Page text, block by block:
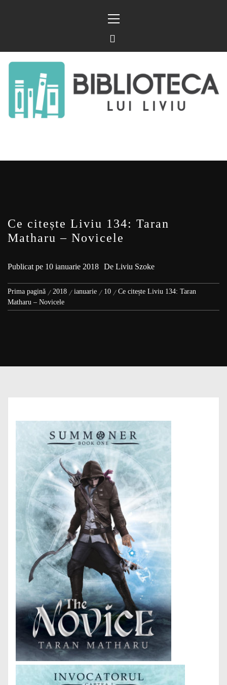
principal
LIVIU
Ce citește Liviu 134: Taran
Matharu – Novicele
Publicat pe 10 ianuarie 2018 De Liviu Szoke
Prima pagină 2018 ianuarie 10
Ce citește Liviu 134: Taran
Matharu – Novicele